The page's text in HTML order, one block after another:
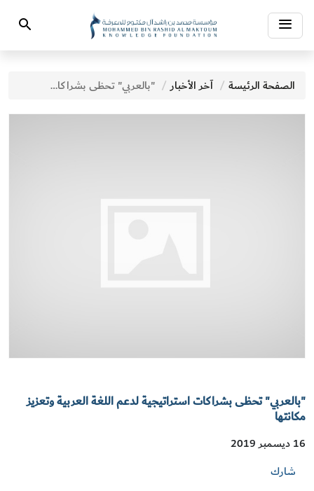
Toggle
navigation
Search
الصفحة الرئيسة آخر الأخبار "بالعربي" تحظى بشراكات استراتيجية لدعم اللغة العربية وتعزيز مكانتها
"بالعربي" تحظى بشراكات استراتيجية لدعم اللغة العربية وتعزيز
مكانتها
16 ديسمبر 2019
شارك